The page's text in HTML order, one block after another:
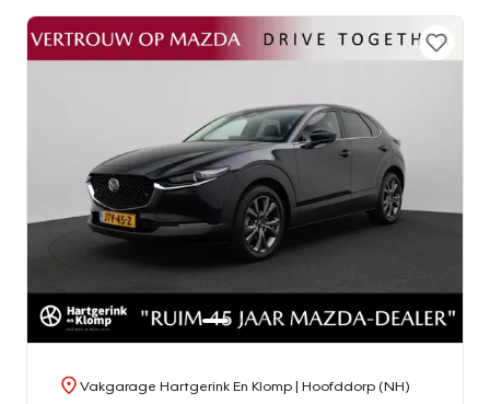
Vakgarage Hartgerink En Klomp| Hoofddorp (NH)